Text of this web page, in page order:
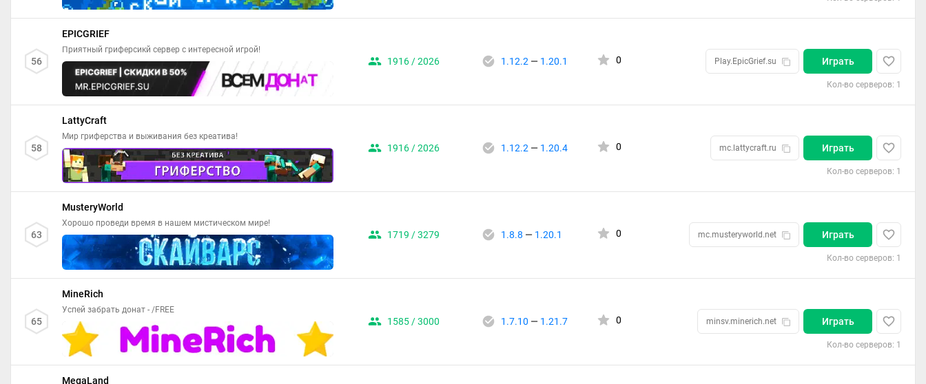
56
EPICGRIEF
Приятный гриферсикй сервер с интересной игрой!
1916 / 2026 1.12.2 — 1.20.1 0 Play.EpicGrief.su Играть
Кол-во серверов: 1
58
LattyCraft
Мир гриферства и выживания без креатива!
1916 / 2026 1.12.2 — 1.20.4 0 mc.lattycraft.ru Играть
Кол-во серверов: 1
63
MusteryWorld
Хорошо проведи время в нашем мистическом мире!
1719 / 3279 1.8.8 — 1.20.1 0 mc.musteryworld.net Играть
Кол-во серверов: 1
65
MineRich
Успей забрать донат - /FREE
1585 / 3000 1.7.10 — 1.21.7 0 minsv.minerich.net Играть
Кол-во серверов: 1
MegaLand